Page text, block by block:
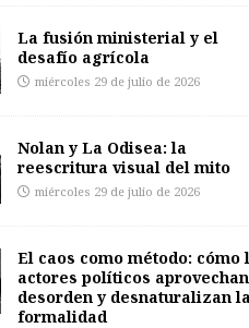
La fusión ministerial y el
desafío agrícola
miércoles 29 de julio de 2026
Nolan y La Odisea: la
reescritura visual del mito
miércoles 29 de julio de 2026
El caos como método: cómo
actores políticos
desorden y desnaturalizan la
formalidad